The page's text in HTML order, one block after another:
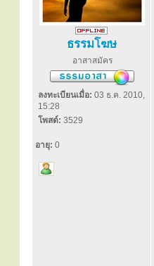
ธรรมโฆษ
อาสาสมัคร
ลงทะเบียนเมื่อ: 03 ธ.ค. 2010,
15:28
โพสต์: 3529
อายุ: 0